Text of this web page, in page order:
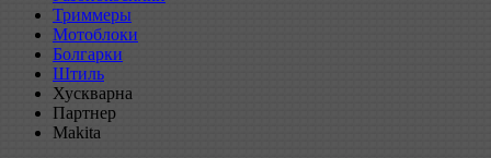
Триммеры
Мотоблоки
Болгарки
Штиль
Хускварна
Партнер
Makita